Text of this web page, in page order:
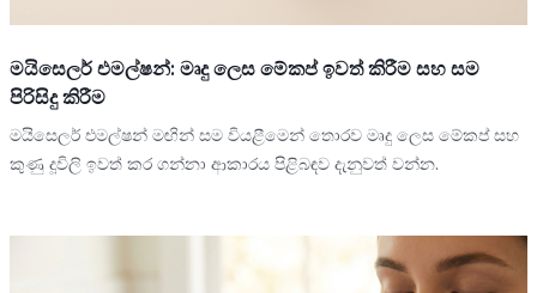
මයිසෙලර් එමල්ෂන්: මෘදු ලෙස මේකප් ඉවත් කිරීම සහ සම
පිරිසිදු කිරීම
මයිසෙලර් එමල්ෂන් මඟින් සම වියළීමෙන් තොරව මෘදු ලෙස මේකප් සහ
කුණු දූවිලි ඉවත් කර ගන්නා ආකාරය පිළිබඳව දැනුවත් වන්න.